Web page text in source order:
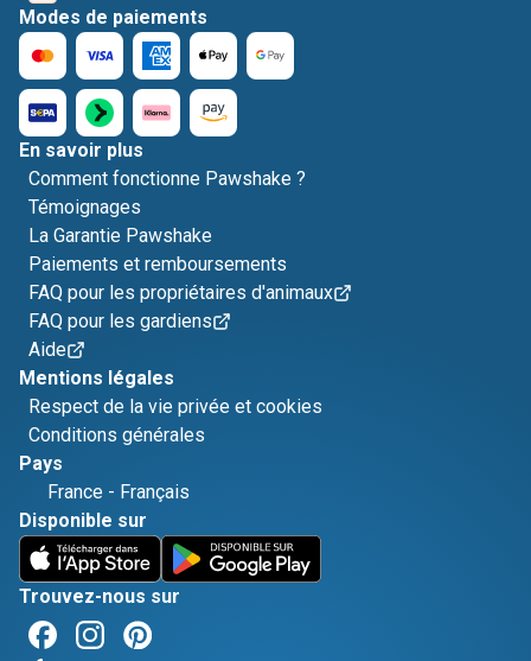
Modes de paiements
En savoir plus
Comment fonctionne Pawshake ?
Témoignages
La Garantie Pawshake
Paiements et remboursements
FAQ pour les propriétaires d'animaux
FAQ pour les gardiens
Aide
Mentions légales
Respect de la vie privée et cookies
Conditions générales
Pays
France - Français
Disponible sur
Trouvez-nous sur